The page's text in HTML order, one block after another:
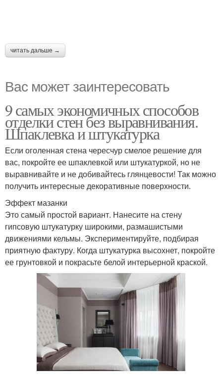
читать дальше →
Вас может заинтересовать
9 самых экономичных способов
отделки стен без выравнивания.
Шпаклевка и штукатурка
Если оголенная стена чересчур смелое решение для
вас, покройте ее шпаклевкой или штукатуркой, но не
выравнивайте и не добивайтесь глянцевости! Так можно
получить интересные декоративные поверхности.
Эффект мазанки
Это самый простой вариант. Нанесите на стену
гипсовую штукатурку широкими, размашистыми
движениями кельмы. Экспериментируйте, подбирая
приятную фактуру. Когда штукатурка высохнет, покройте
ее грунтовкой и покрасьте белой интерьерной краской.